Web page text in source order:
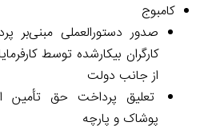
کامبوج
از جانب دولت
تعلیق پرداخت حق تأمین
پوشاک و پارچه